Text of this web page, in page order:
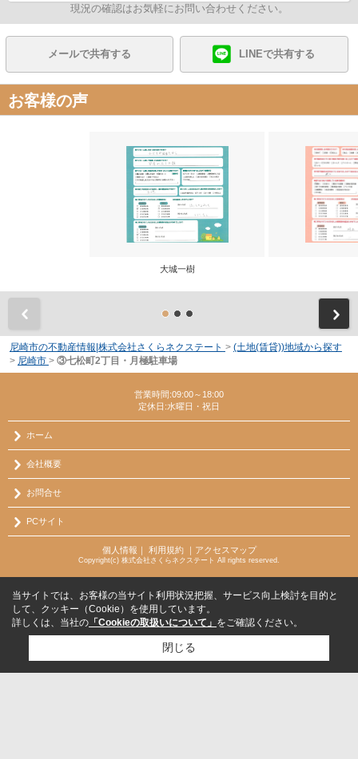
現況の確認はお気軽にお問い合わせください。
メールで共有する LINEで共有する
お客様の声
大城一樹
尼崎市の不動産情報|株式会社さくらネクステート > (土地(賃貸))地域から探す
> 尼崎市 > ③七松町2丁目・月極駐車場
営業時間:09:00～18:00
定休日:水曜日・祝日
ホーム
会社概要
お問合せ
PCサイト
個人情報 ｜ 利用規約｜ アクセスマップ
Copyright(c) 株式会社さくらネクステート All rights reserved.
当サイトでは、お客様の当サイト利用状況把握、サービス向上検討を目的と
して、クッキー（Cookie）を使用しています。
詳しくは、当社の 「Cookieの取扱いについて」 をご確認ください。
閉じる